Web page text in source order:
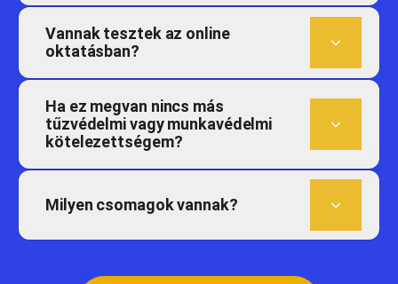
Vannak tesztek az online
oktatásban?
Ha ez megvan nincs más
tűzvédelmi vagy munkavédelmi
kötelezettségem?
Milyen csomagok vannak?